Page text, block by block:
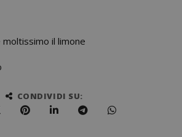
il limone
CONDIVIDI SU: